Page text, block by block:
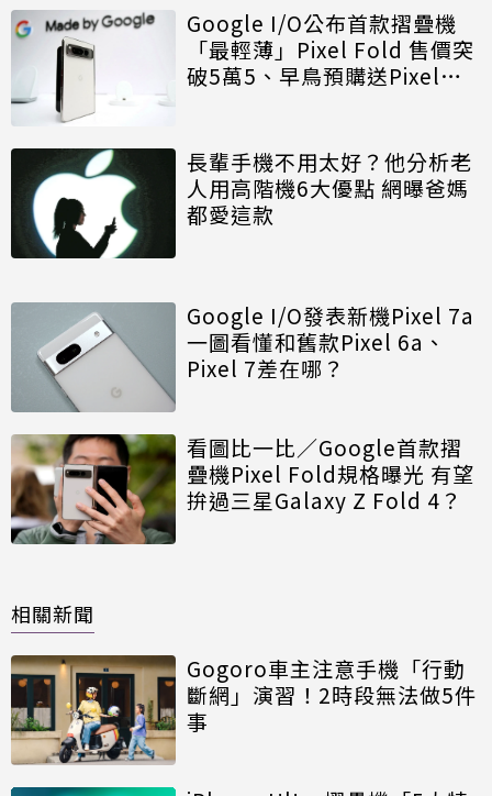
Google I/O公布首款摺疊機
「最輕薄」Pixel Fold 售價突
破5萬5、早鳥預購送Pixel
長輩手機不用太好？他分析老
人用高階機6大優點 網曝爸媽
都愛這款
Google I/O發表新機Pixel 7a
一圖看懂和舊款Pixel 6a、
Pixel 7差在哪？
看圖比一比／Google首款摺
疊機Pixel Fold規格曝光 有望
拚過三星Galaxy Z Fold 4？
相關新聞
Gogoro車主注意手機「行動
斷網」演習！2時段無法做5件
事